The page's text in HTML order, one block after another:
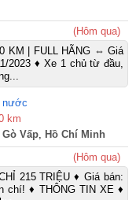
(Hôm qua)
KM | FULL HÃNG ⇔ Giá
2023 ♦ Xe 1 chủ từ đầu,
nước
km
Vấp, Hồ Chí Minh
(Hôm qua)
215 TRIỆU ♦ Giá bán:
chí! ♦ THÔNG TIN XE ♦